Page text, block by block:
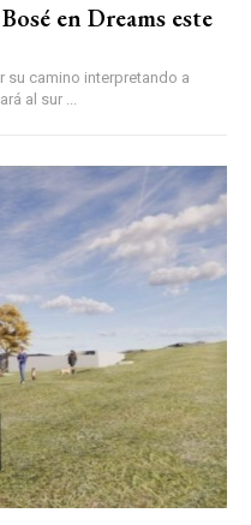
en Dreams este
su camino interpretando a
al sur ...